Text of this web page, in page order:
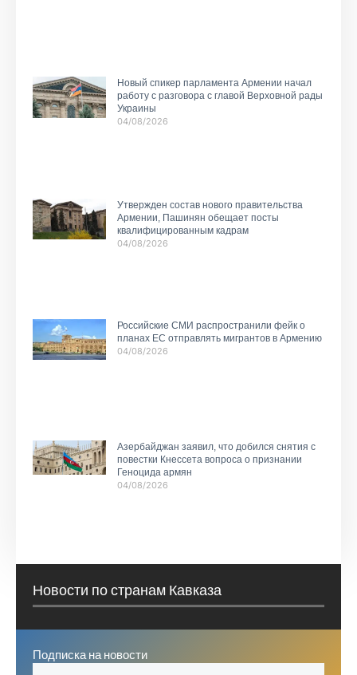
Новый спикер парламента Армении начал
работу с разговора с главой Верховной рады
Украины
04/08/2026
Утвержден состав нового правительства
Армении, Пашинян обещает посты
квалифицированным кадрам
04/08/2026
Российские СМИ распространили фейк о
планах ЕС отправлять мигрантов в Армению
04/08/2026
Азербайджан заявил, что добился снятия с
повестки Кнессета вопроса о признании
Геноцида армян
04/08/2026
Новости по странам Кавказа
Подписка на новости